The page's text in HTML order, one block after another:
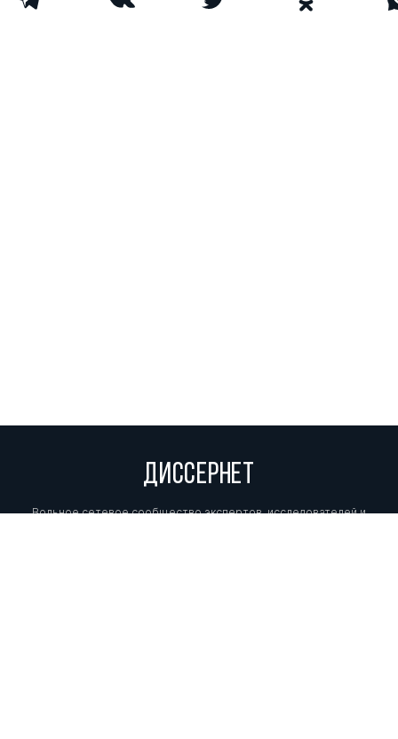
ДИССЕРНЕТ
Вольное сетевое сообщество экспертов, исследователей и